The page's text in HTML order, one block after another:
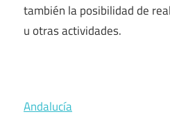
también la posibilidad de
u otras actividades.
Andalucía